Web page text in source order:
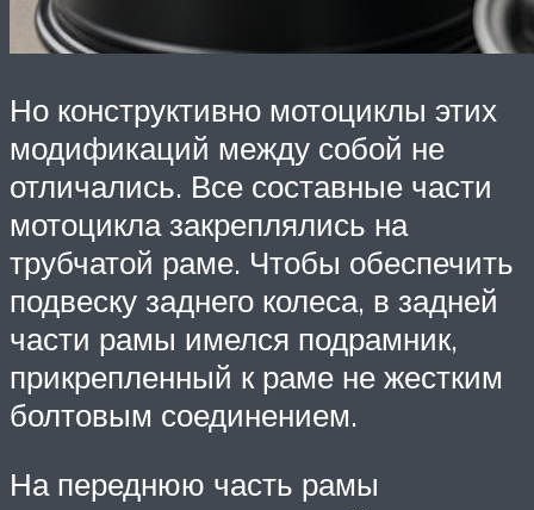
Но конструктивно мотоциклы этих
модификаций между собой не
отличались. Все составные части
мотоцикла закреплялись на
трубчатой раме. Чтобы обеспечить
подвеску заднего колеса, в задней
части рамы имелся подрамник,
прикрепленный к раме не жестким
болтовым соединением.
На переднюю часть рамы